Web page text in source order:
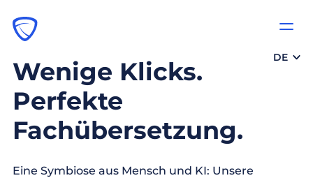
DE
Wenige Klicks.
Perfekte
Fachübersetzung.
Eine Symbiose aus Mensch und KI: Unsere